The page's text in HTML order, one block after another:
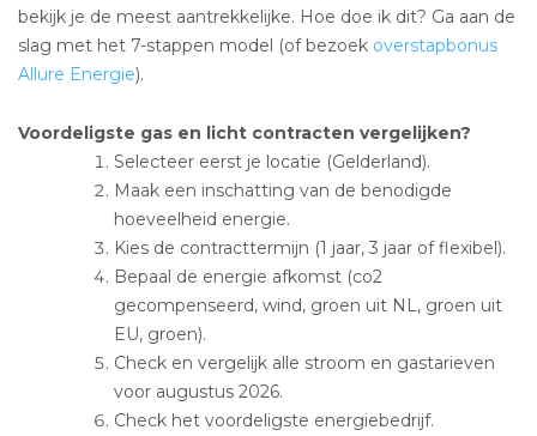
bekijk je de meest aantrekkelijke. Hoe doe ik dit? Ga aan de
slag met het 7-stappen model (of bezoek overstapbonus
Allure Energie).
Voordeligste gas en licht contracten vergelijken?
Selecteer eerst je locatie (Gelderland).
Maak een inschatting van de benodigde
hoeveelheid energie.
Kies de contracttermijn (1 jaar, 3 jaar of flexibel).
Bepaal de energie afkomst (co2
gecompenseerd, wind, groen uit NL, groen uit
EU, groen).
Check en vergelijk alle stroom en gastarieven
voor augustus 2026.
Check het voordeligste energiebedrijf.